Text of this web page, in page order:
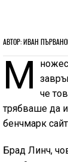
АВТОР: ИВАН
М
че
трябваше да
бенчмарк
Брад Линч,